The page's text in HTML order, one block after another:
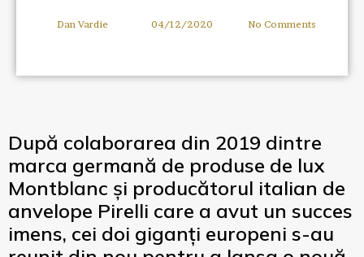
Dan Vardie 04/12/2020 No Comments
După colaborarea din 2019 dintre
marca germană de produse de lux
Montblanc și producătorul italian de
anvelope Pirelli care a avut un succes
imens, cei doi giganți europeni s-au